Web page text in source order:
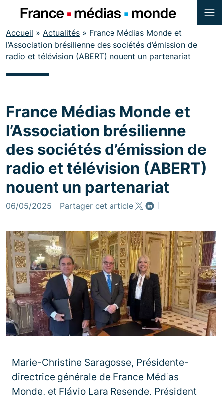
Menu
Contenu
Pied de page
Accueil » Actualités » France Médias Monde et
l’Association brésilienne des sociétés d’émission de
radio et télévision (ABERT) nouent un partenariat
France Médias Monde et
l’Association brésilienne
des sociétés d’émission de
radio et télévision (ABERT)
nouent un partenariat
06/05/2025 Partager cet article
Marie-Christine Saragosse, Présidente-
directrice générale de France Médias
Monde, et Flávio Lara Resende, Président